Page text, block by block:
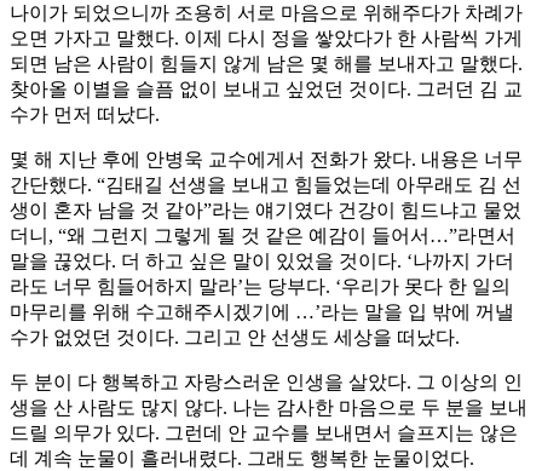
나이가 되었으니까 조용히 서로 마음으로 위해주다가 차례가
오면 가자고 말했다. 이제 다시 정을 쌓았다가 한 사람씩 가게
되면 남은 사람이 힘들지 않게 남은 몇 해를 보내자고 말했다.
찾아올 이별을 슬픔 없이 보내고 싶었던 것이다. 그러던 김 교
수가 먼저 떠났다.
몇 해 지난 후에 안병욱 교수에게서 전화가 왔다. 내용은 너무
간단했다. “김태길 선생을 보내고 힘들었는데 아무래도 김 선
생이 혼자 남을 것 같아”라는 얘기였다 건강이 힘드냐고 물었
더니, “왜 그런지 그렇게 될 것 같은 예감이 들어서…”라면서
말을 끊었다. 더 하고 싶은 말이 있었을 것이다. ‘나까지 가더
라도 너무 힘들어하지 말라’는 당부다. ‘우리가 못다 한 일의
마무리를 위해 수고해주시겠기에 …’라는 말을 입 밖에 꺼낼
수가 없었던 것이다. 그리고 안 선생도 세상을 떠났다.
두 분이 다 행복하고 자랑스러운 인생을 살았다. 그 이상의 인
생을 산 사람도 많지 않다. 나는 감사한 마음으로 두 분을 보내
드릴 의무가 있다. 그런데 안 교수를 보내면서 슬프지는 않은
데 계속 눈물이 흘러내렸다. 그래도 행복한 눈물이었다.